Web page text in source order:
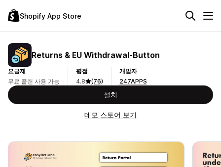
Shopify App Store
Returns & EU Withdrawal‑Button
요금제
무료 플랜 사용 가능
평점
4.8
(76)
개발자
247APPS
설치
데모 스토어 보기